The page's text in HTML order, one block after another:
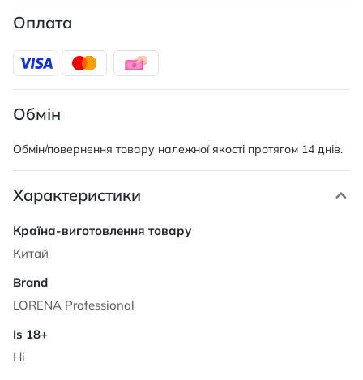
Оплата
Обмін
Обмін/повернення товару належної якості протягом 14 днів.
Характеристики
Характеристики
Китай
LORENA Professional
Ні